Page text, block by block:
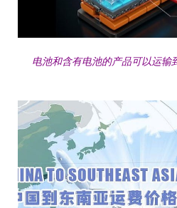
电池和含有电池的产品可以运输